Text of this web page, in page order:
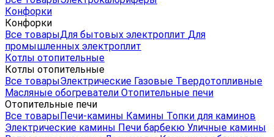
Конфорки
Конфорки
Все товарыДля бытовых электроплит Для
промышленных электроплит
Котлы отопительные
Котлы отопительные
Все товарыЭлектрические Газовые Твердотопливные
Масляные обогреватели Отопительные печи
Отопительные печи
Все товарыПечи-камины Камины Топки для каминов
Электрические камины Печи барбекю Уличные камины